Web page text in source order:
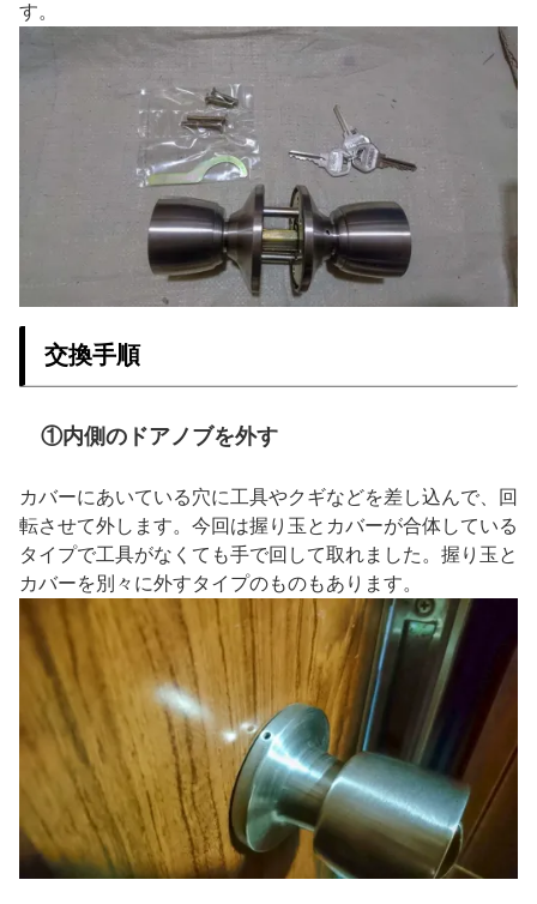
す。
交換手順
①内側のドアノブを外す
カバーにあいている穴に工具やクギなどを差し込んで、回
転させて外します。今回は握り玉とカバーが合体している
タイプで工具がなくても手で回して取れました。握り玉と
カバーを別々に外すタイプのものもあります。